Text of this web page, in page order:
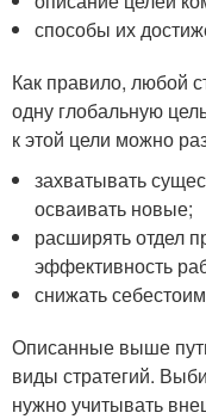
способы их
Как правило, любой
одну глобальную
к этой цели можно
захватывать
осваивать новые;
расширять отдел
эффективность
снижать
Описанные выше
виды стратегий.
нужно учитывать